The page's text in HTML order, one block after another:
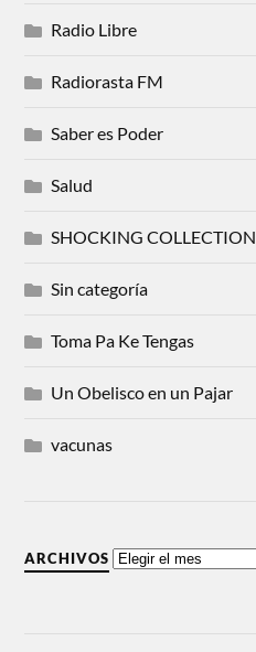
Radio Libre
Radiorasta FM
Saber es Poder
Salud
SHOCKING COLLECTION
Sin categoría
Toma Pa Ke Tengas
Un Obelisco en un Pajar
vacunas
ARCHIVOS